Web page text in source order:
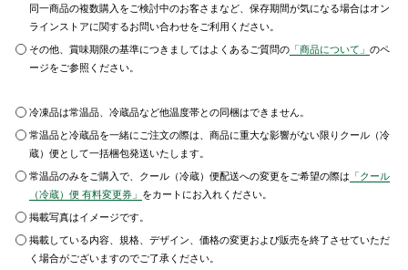
同一商品の複数購入をご検討中のお客さまなど、保存期間が気になる場合はオン
ラインストアに関するお問い合わせをご利用ください。
その他、賞味期限の基準につきましてはよくあるご質問の 「商品について」のペ
ージをご参照ください。
冷凍品は常温品、冷蔵品など他温度帯との同梱はできません。
常温品と冷蔵品を一緒にご注文の際は、商品に重大な影響がない限りクール（冷
蔵）便として一括梱包発送いたします。
常温品のみをご購入で、クール（冷蔵）便配送への変更をご希望の際は 「クール
（冷蔵）便 有料変更券」 をカートにお入れください。
掲載写真はイメージです。
掲載している内容、規格、デザイン、価格の変更および販売を終了させていただ
く場合がございますのでご了承ください。